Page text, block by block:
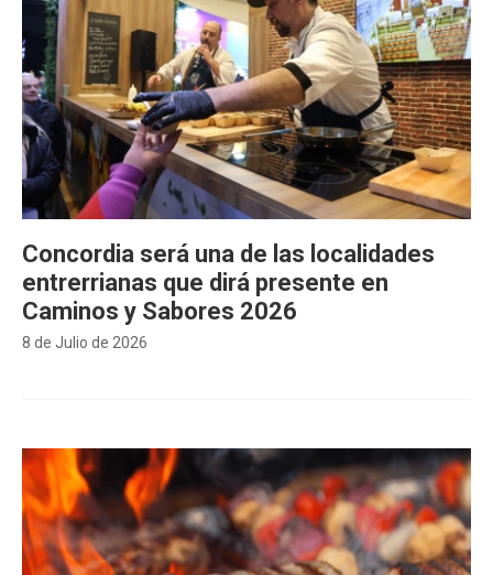
8 de Julio de 2026
Concordia será una de las localidades
entrerrianas que dirá presente en
Caminos y Sabores 2026